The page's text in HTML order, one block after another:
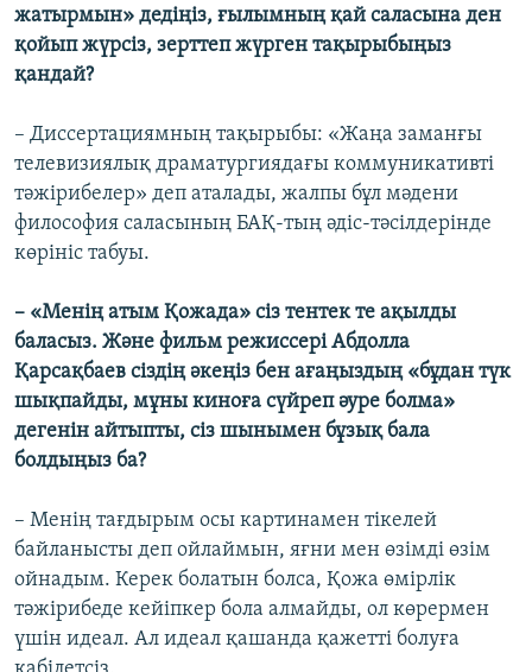
жатырмын» дедіңіз, ғылымның қай саласына ден
қойып жүрсіз, зерттеп жүрген тақырыбыңыз
қандай?
– Диссертациямның тақырыбы: «Жаңа заманғы
телевизиялық драматургиядағы коммуникативті
тәжірибелер» деп аталады, жалпы бұл мәдени
философия саласының БАҚ-тың әдіс-тәсілдерінде
көрініс табуы.
– «Менің атым Қожада» сіз тентек те ақылды
баласыз. Және фильм режиссері Абдолла
Қарсақбаев сіздің әкеңіз бен ағаңыздың «бұдан түк
шықпайды, мұны киноға сүйреп әуре болма»
дегенін айтыпты, сіз шынымен бұзық бала
болдыңыз ба?
– Менің тағдырым осы картинамен тікелей
байланысты деп ойлаймын, яғни мен өзімді өзім
ойнадым. Керек болатын болса, Қожа өмірлік
тәжірибеде кейіпкер бола алмайды, ол көрермен
үшін идеал. Ал идеал қашанда қажетті болуға